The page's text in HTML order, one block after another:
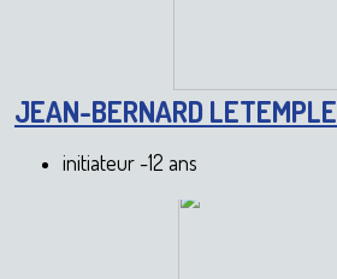
JEAN-BERNARD LETEMPLE
initiateur -12 ans